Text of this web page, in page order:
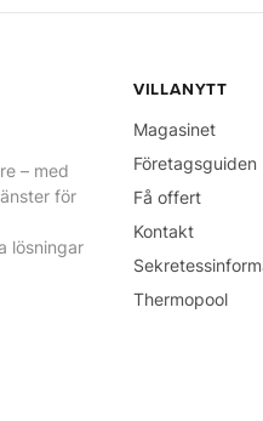
– med
för
lösningar
VILLANYTT
Magasinet
Företagsguiden
Få offert
Kontakt
Thermopool